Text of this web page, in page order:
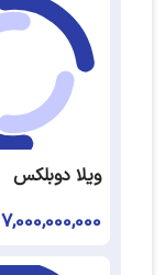
ویلا دوبلکس
7,000,000,000 تومــان